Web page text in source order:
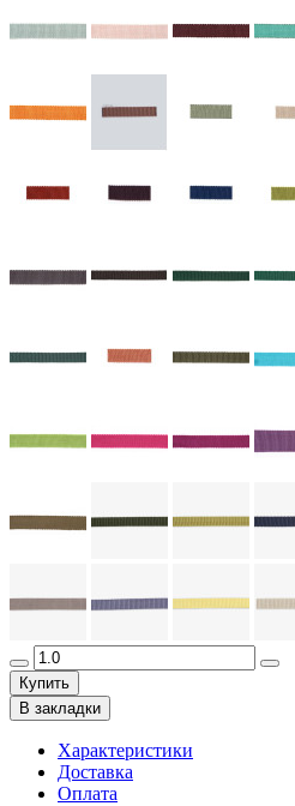
Купить
В закладки
Характеристики
Доставка
Оплата